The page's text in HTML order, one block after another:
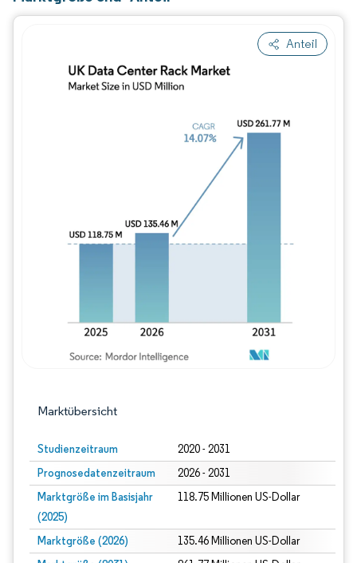
Anteil
Marktübersicht
Studienzeitraum 2020 - 2031
Prognosedatenzeitraum 2026 - 2031
Marktgröße im Basisjahr
(2025)
118.75 Millionen US-Dollar
Marktgröße (2026) 135.46 Millionen US-Dollar
Bild © Mordor Intelligence.